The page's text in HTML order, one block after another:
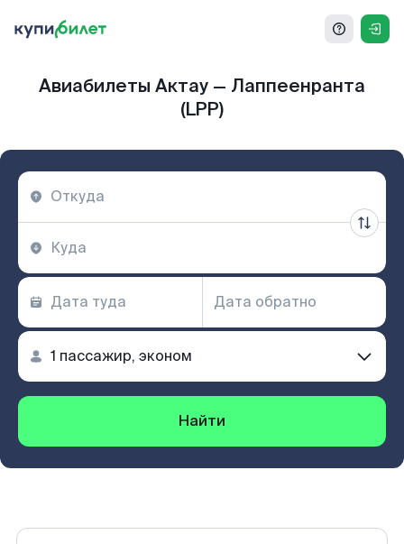
Авиабилеты Актау — Лаппеенранта
(LPP)
Найти